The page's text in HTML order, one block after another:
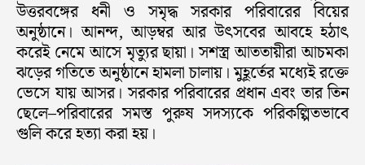
উত্তরবঙ্গের ধনী ও সমৃদ্ধ সরকার পরিবারের বিয়ের
অনুষ্ঠানে। আনন্দ, আড়ম্বর আর উৎসবের আবহে হঠাৎ
করেই নেমে আসে মৃত্যুর ছায়া। সশস্ত্র আততায়ীরা আচমকা
ঝড়ের গতিতে অনুষ্ঠানে হামলা চালায়। মুহূর্তের মধ্যেই রক্তে
ভেসে যায় আসর। সরকার পরিবারের প্রধান এবং তার তিন
ছেলে–পরিবারের সমস্ত পুরুষ সদস্যকে পরিকল্পিতভাবে
গুলি করে হত্যা করা হয়।